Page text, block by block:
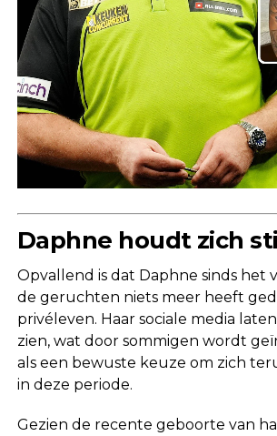
Daphne houdt zich
Opvallend is dat Daphne sinds het
de geruchten niets meer heeft
privéleven. Haar sociale media
zien, wat door sommigen wordt
als een bewuste keuze om zich
in deze periode.
Gezien de recente geboorte van